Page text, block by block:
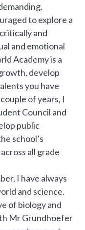
to explore a
and
and emotional
Academy is a
develop
you have
of years, I
Council and
public
school’s
all grade
I have always
and science.
of biology and
Mr Grundhoefer